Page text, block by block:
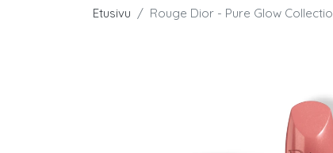
Etusivu Rouge Dior - Pure Glow